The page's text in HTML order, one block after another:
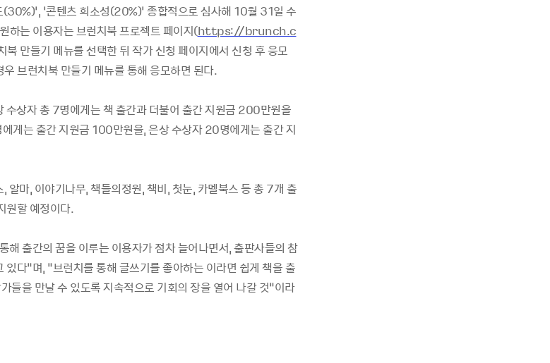
(30%)’, ‘콘텐츠 희소성(20%)’ 종합적으로 심사해 10월 31일 수
하는 이용자는 브런치북 프로젝트 페이지(https://brunch.c
북 만들기 메뉴를 선택한 뒤 작가 신청 페이지에서 신청 후 응모
브런치북 만들기 메뉴를 통해 응모하면 된다.
수상자 총 7명에게는 책 출간과 더불어 출간 지원금 200만원을
에게는 출간 지원금 100만원을,은상 수상자20명에게는 출간 지
, 알마, 이야기나무, 책들의정원, 책비, 첫눈, 카멜북스 등 총 7개 출
원할 예정이다.
해 출간의 꿈을 이루는 이용자가 점차 늘어나면서,출판사들의 참
있다”며, “브런치를 통해 글쓰기를 좋아하는 이라면 쉽게 책을 출
들을 만날 수 있도록 지속적으로 기회의 장을 열어 나갈 것”이라